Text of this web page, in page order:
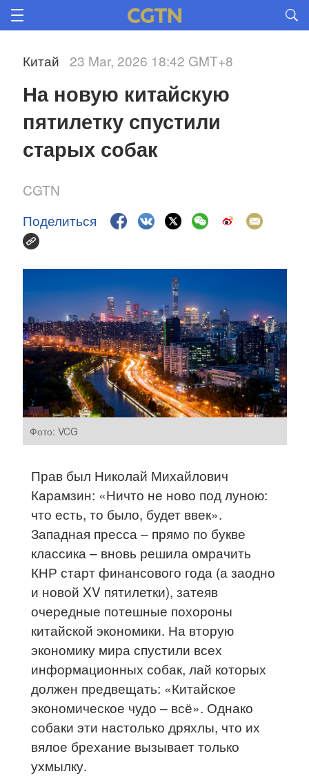
Китай 23 Mar, 2026 18:42 GMT+8
На новую китайскую
пятилетку спустили
старых собак
CGTN
Поделиться
Фото: VCG
Прав был Николай Михайлович
Карамзин: «Ничто не ново под луною:
что есть, то было, будет ввек».
Западная пресса – прямо по букве
классика – вновь решила омрачить
КНР старт финансового года (а заодно
и новой XV пятилетки), затеяв
очередные потешные похороны
китайской экономики. На вторую
экономику мира спустили всех
информационных собак, лай которых
должен предвещать: «Китайское
экономическое чудо – всё». Однако
собаки эти настолько дряхлы, что их
вялое брехание вызывает только
ухмылку.